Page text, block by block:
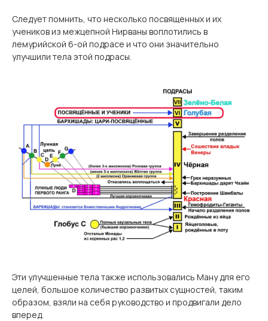
Следует помнить, что несколько посвященных и их
учеников из межцепной Нирваны воплотились в
лемурийской 6-ой подрасе и что они значительно
улучшили тела этой подрасы.
Эти улучшенные тела также использовались Ману для его
целей, большое количество развитых сущностей, таким
образом, взяли на себя руководство и продвигали дело
вперед.